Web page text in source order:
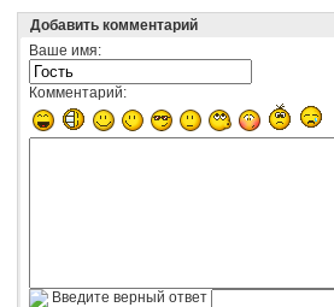
Добавить комментарий
Ваше имя:
Комментарий:
Введите верный ответ